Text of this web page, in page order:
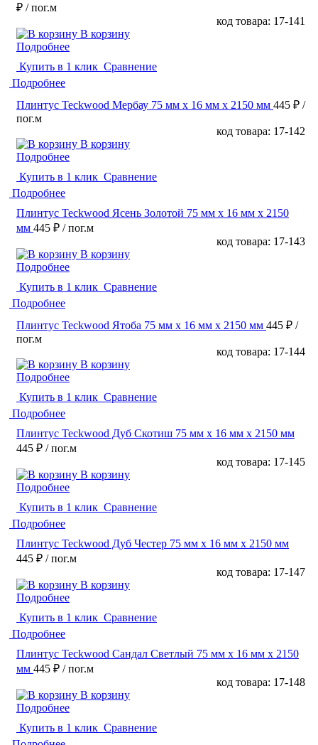
₽ / пог.м
код товара: 17-141
В корзину
Подробнее
Купить в 1 клик Сравнение
Подробнее
Плинтус Teckwood Мербау 75 мм х 16 мм х 2150 мм 445 ₽ /
пог.м
код товара: 17-142
В корзину
Подробнее
Купить в 1 клик Сравнение
Подробнее
Плинтус Teckwood Ясень Золотой 75 мм х 16 мм х 2150
мм 445 ₽ / пог.м
код товара: 17-143
В корзину
Подробнее
Купить в 1 клик Сравнение
Подробнее
Плинтус Teckwood Ятоба 75 мм х 16 мм х 2150 мм 445 ₽ /
пог.м
код товара: 17-144
В корзину
Подробнее
Купить в 1 клик Сравнение
Подробнее
Плинтус Teckwood Дуб Скотиш 75 мм х 16 мм х 2150 мм
445 ₽ / пог.м
код товара: 17-145
В корзину
Подробнее
Купить в 1 клик Сравнение
Подробнее
Плинтус Teckwood Дуб Честер 75 мм х 16 мм х 2150 мм
445 ₽ / пог.м
код товара: 17-147
В корзину
Подробнее
Купить в 1 клик Сравнение
Подробнее
Плинтус Teckwood Сандал Светлый 75 мм х 16 мм х 2150
мм 445 ₽ / пог.м
код товара: 17-148
В корзину
Подробнее
Купить в 1 клик Сравнение